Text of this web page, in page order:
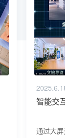
2025.6.18
智能交互
通过大屏